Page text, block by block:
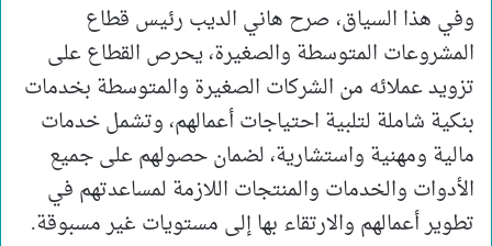
وفي هذا السياق، صرح هاني الديب رئيس قطاع
المشروعات المتوسطة والصغيرة، يحرص القطاع على
تزويد عملائه من الشركات الصغيرة والمتوسطة بخدمات
بنكية شاملة لتلبية احتياجات أعمالهم، وتشمل خدمات
مالية ومهنية واستشارية، لضمان حصولهم على جميع
الأدوات والخدمات والمنتجات اللازمة لمساعدتهم في
تطوير أعمالهم والارتقاء بها إلى مستويات غير مسبوقة.